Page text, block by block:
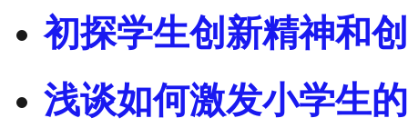
初探学生创新精神和
浅谈如何激发小学生